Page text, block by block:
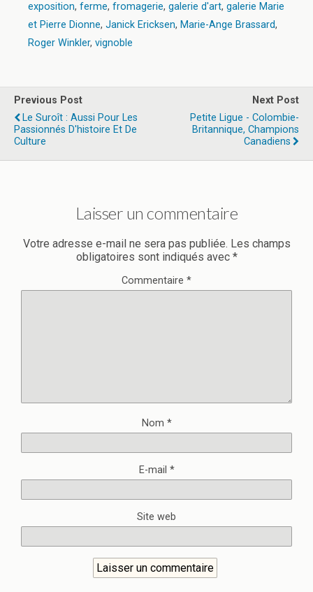
exposition, ferme, fromagerie, galerie d'art, galerie Marie
et Pierre Dionne, Janick Ericksen, Marie-Ange Brassard,
Roger Winkler, vignoble
Previous Post
Le Suroît : Aussi Pour Les
Passionnés D'histoire Et De
Culture
Next Post
Petite Ligue - Colombie-
Britannique, Champions
Canadiens
Laisser un commentaire
Votre adresse e-mail ne sera pas publiée. Les champs
obligatoires sont indiqués avec *
Commentaire *
Nom *
E-mail *
Site web